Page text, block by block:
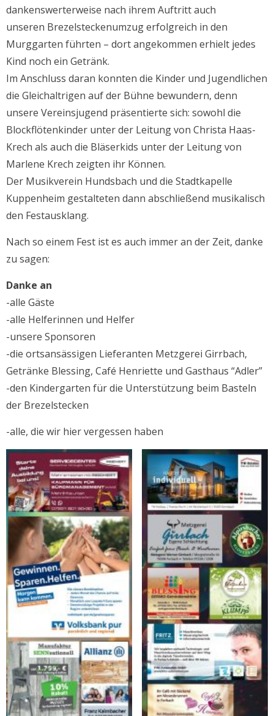
dankenswerterweise nach ihrem Auftritt auch
unseren Brezelsteckenumzug erfolgreich in den
Murggarten führten – dort angekommen erhielt jedes
Kind noch ein Getränk.
Im Anschluss daran konnten die Kinder und Jugendlichen
die Gleichaltrigen auf der Bühne bewundern, denn
unsere Vereinsjugend präsentierte sich: sowohl die
Blockflötenkinder unter der Leitung von Christa Haas-
Krech als auch die Bläserkids unter der Leitung von
Marlene Krech zeigten ihr Können.
Der Musikverein Hundsbach und die Stadtkapelle
Kuppenheim gestalteten dann abschließend musikalisch
den Festausklang.
Nach so einem Fest ist es auch immer an der Zeit, danke
zu sagen:
Danke an
-alle Gäste
-alle Helferinnen und Helfer
-unsere Sponsoren
-die ortsansässigen Lieferanten Metzgerei Girrbach,
Getränke Blessing, Café Henriette und Gasthaus “Adler”
-den Kindergarten für die Unterstützung beim Basteln
der Brezelstecken
-alle, die wir hier vergessen haben